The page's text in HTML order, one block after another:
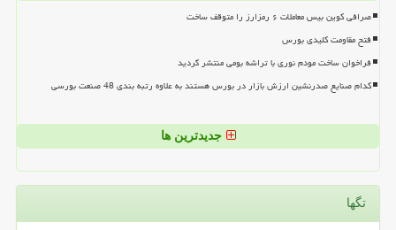
صرافی کوین بیس معاملات ۶ رمزارز را متوقف ساخت
فتح مقاومت کلیدی بورس
فراخوان ساخت مودم نوری با تراشه بومی منتشر گردید
کدام صنایع صدرنشین ارزش بازار در بورس هستند به علاوه رتبه بندی 48 صنعت بورسی
جدیدترین ها
تگها